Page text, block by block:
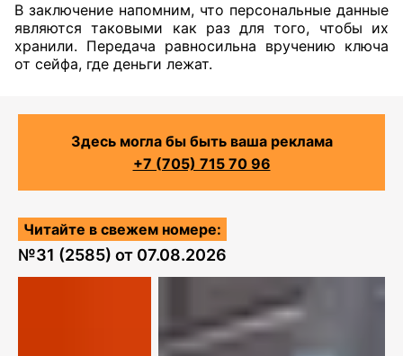
В заключение напомним, что персональные данные
являются таковыми как раз для того, чтобы их
хранили. Передача равносильна вручению ключа
от сейфа, где деньги лежат.
Здесь могла бы быть ваша реклама
+7 (705) 715 70 96
Читайте в свежем номере:
№31 (2585) от 07.08.2026